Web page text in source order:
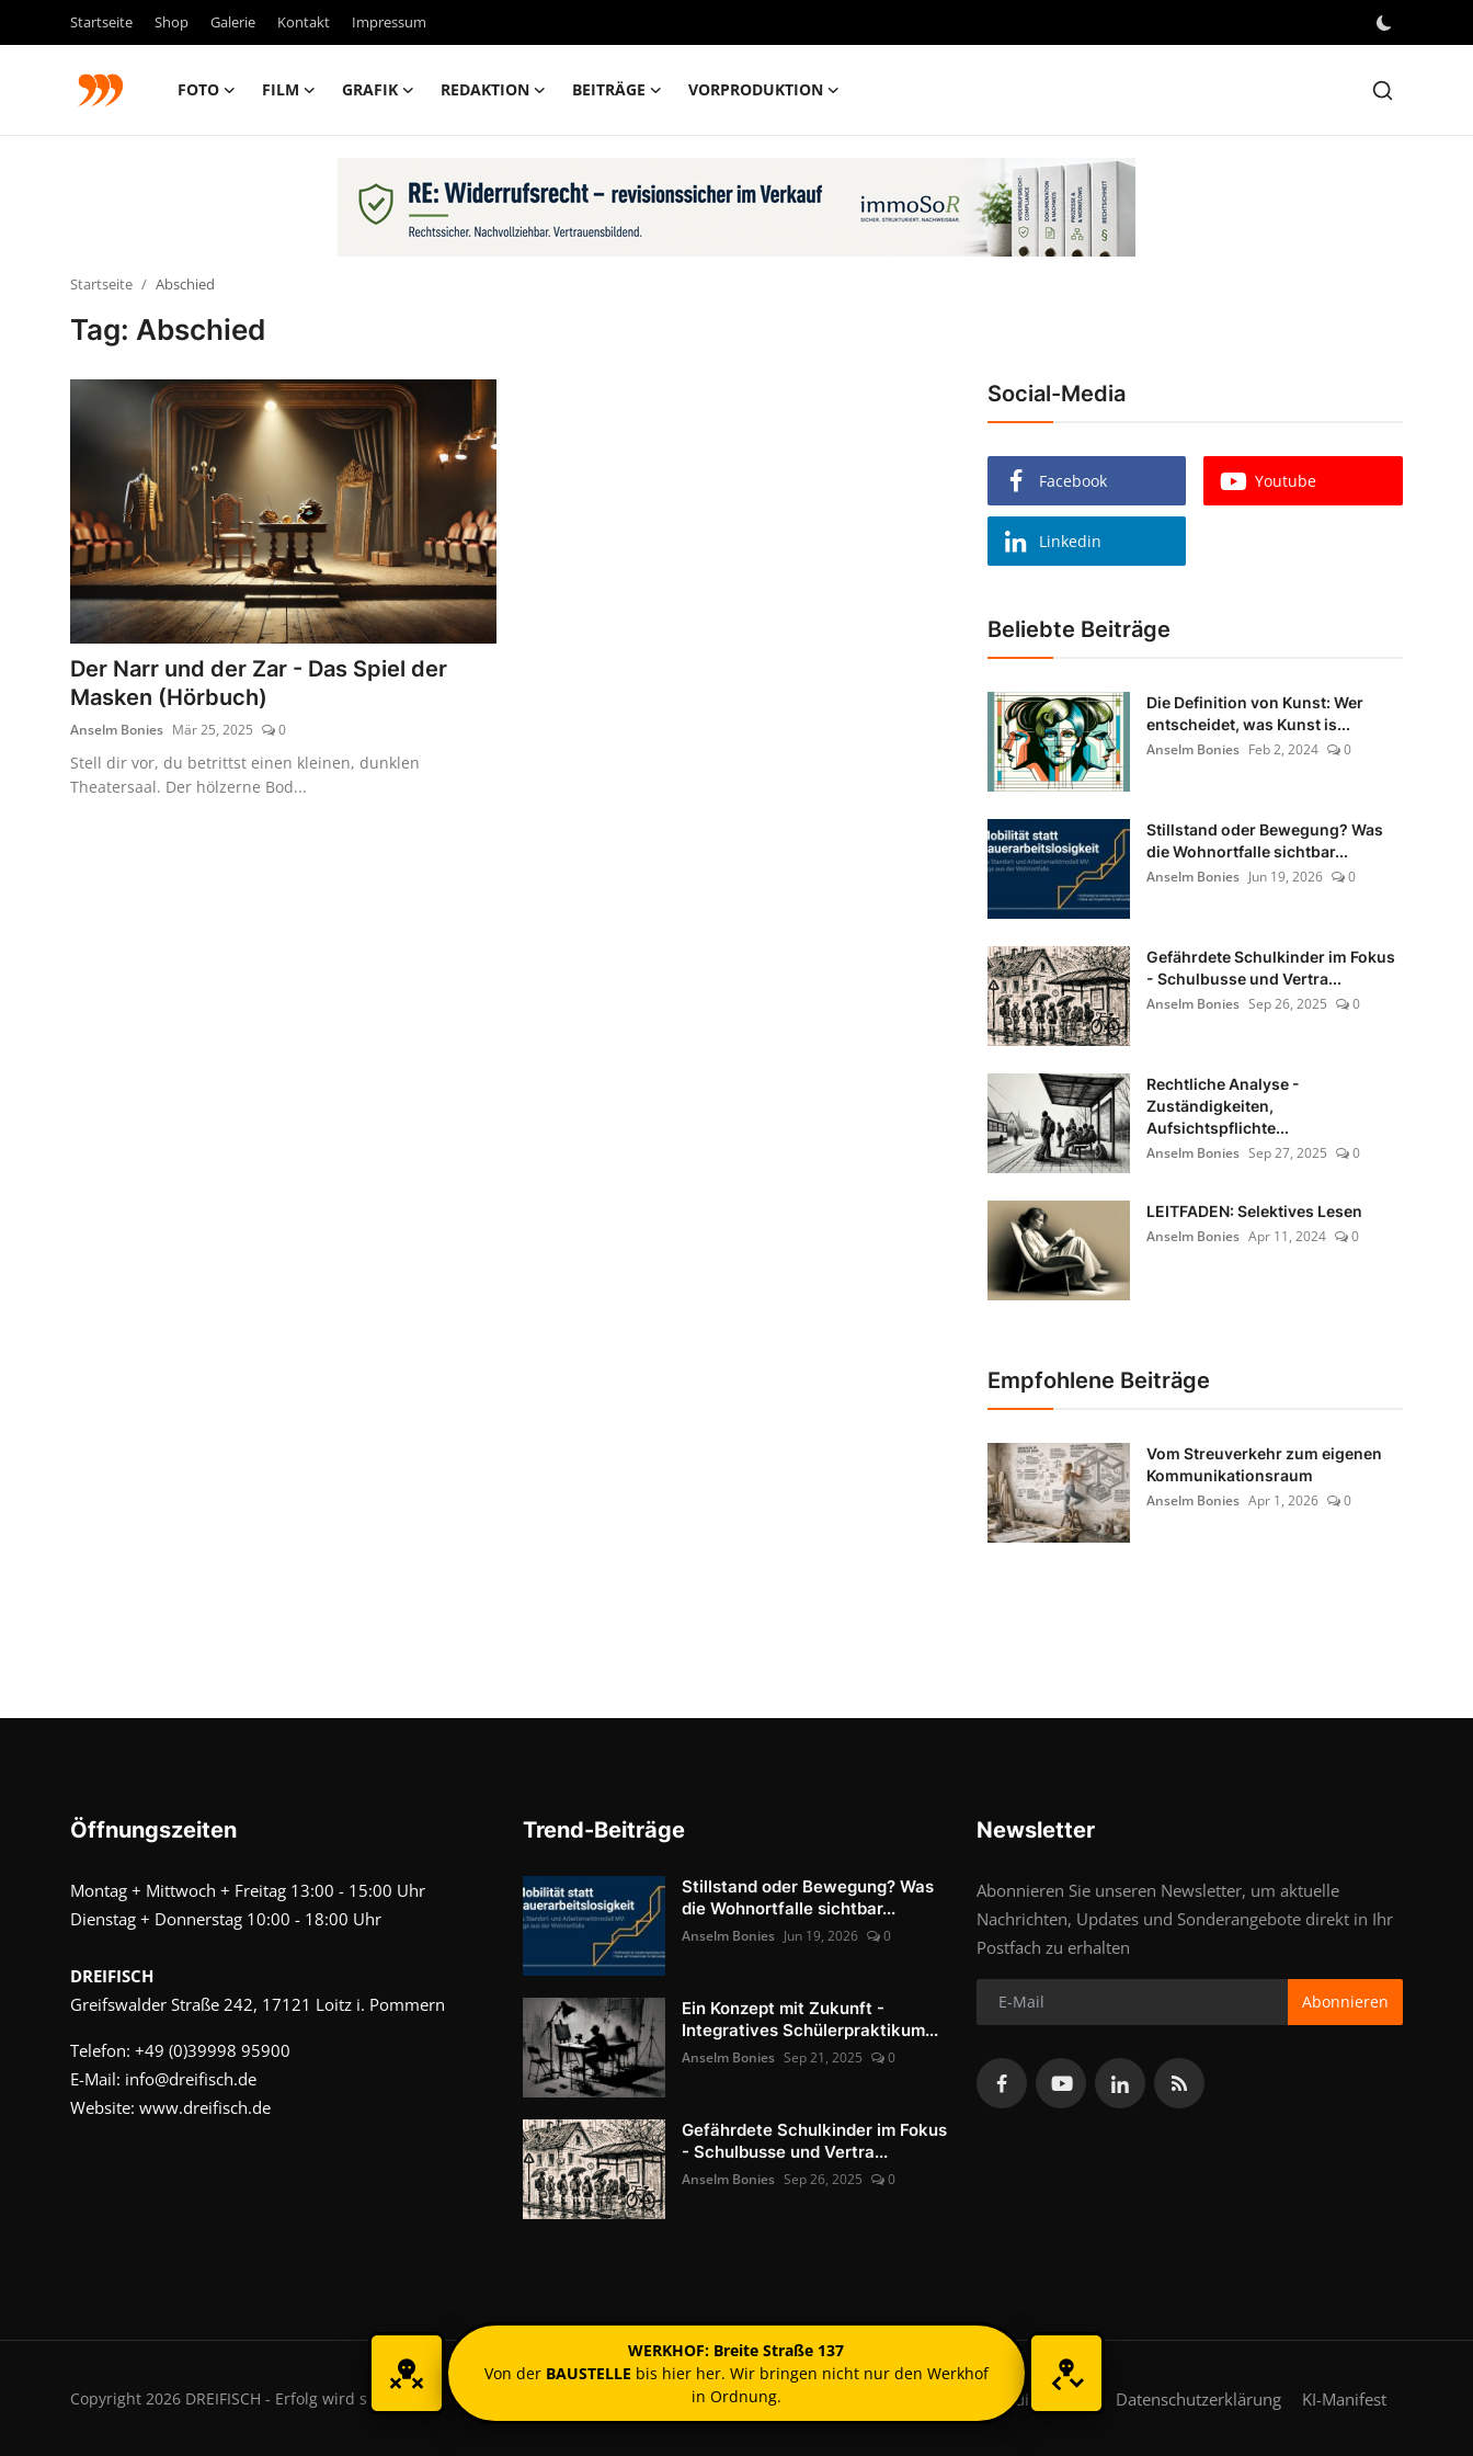
Startseite Shop Galerie Kontakt Impressum
FOTO FILM GRAFIK REDAKTION BEITRÄGE VORPRODUKTION
Startseite Abschied
Tag: Abschied
Der Narr und der Zar - Das Spiel der
Masken (Hörbuch)
Anselm Bonies Mär 25, 2025 0
Stell dir vor, du betrittst einen kleinen, dunklen
Theatersaal. Der hölzerne Bod...
Social-Media
Facebook Youtube
Linkedin
Beliebte Beiträge
Die Definition von Kunst: Wer
entscheidet, was Kunst is...
Anselm Bonies Feb 2, 2024 0
Stillstand oder Bewegung? Was
die Wohnortfalle sichtbar...
Anselm Bonies Jun 19, 2026 0
Gefährdete Schulkinder im Fokus
- Schulbusse und Vertra...
Anselm Bonies Sep 26, 2025 0
Rechtliche Analyse -
Zuständigkeiten,
Aufsichtspflichte...
Anselm Bonies Sep 27, 2025 0
LEITFADEN: Selektives Lesen
Anselm Bonies Apr 11, 2024 0
Empfohlene Beiträge
Vom Streuverkehr zum eigenen
Kommunikationsraum
Anselm Bonies Apr 1, 2026 0
Öffnungszeiten
Montag + Mittwoch + Freitag 13:00 - 15:00 Uhr
Dienstag + Donnerstag 10:00 - 18:00 Uhr
DREIFISCH
Greifswalder Straße 242, 17121 Loitz i. Pommern
Telefon: +49 (0)39998 95900
E-Mail: info@dreifisch.de
Website: www.dreifisch.de
Trend-Beiträge
Stillstand oder Bewegung? Was
die Wohnortfalle sichtbar...
Anselm Bonies Jun 19, 2026 0
Ein Konzept mit Zukunft -
Integratives Schülerpraktikum...
Anselm Bonies Sep 21, 2025 0
Gefährdete Schulkinder im Fokus
- Schulbusse und Vertra...
Anselm Bonies Sep 26, 2025 0
Newsletter
Abonnieren Sie unseren Newsletter, um aktuelle
Nachrichten, Updates und Sonderangebote direkt in Ihr
Postfach zu erhalten
Abonnieren
Copyright 2026 DREIFISCH - Erfolg wird sichtbar. Nutzungsbedingungen Datenschutzerklärung KI-Manifest
WERKHOF: Breite Straße 137
Von der BAUSTELLE bis hier her. Wir bringen nicht nur den Werkhof
in Ordnung.